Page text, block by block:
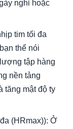
nghỉ hoặc
tim tối đa
thể nói
tập hàng
nền tảng
tăng mật độ ty
(HRmax)): Ở